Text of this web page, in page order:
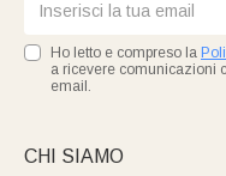
Ho letto e compreso la
a ricevere comunicazioni
email.
CHI SIAMO